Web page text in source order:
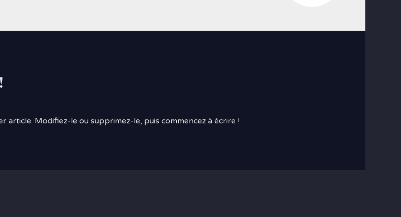
article. Modifiez-le ou supprimez-le, puis commencez à écrire !